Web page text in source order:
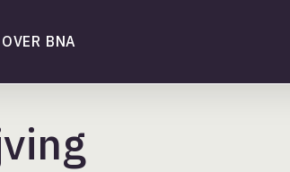
OVER BNA